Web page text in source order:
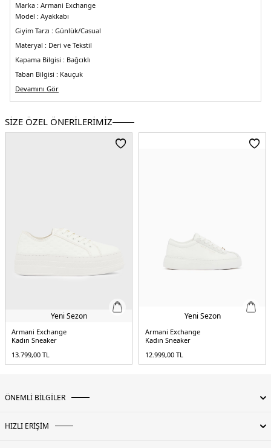
Marka : Armani Exchange
Model : Ayakkabı
Giyim Tarzı : Günlük/Casual
Materyal : Deri ve Tekstil
Kapama Bilgisi : Bağcıklı
Taban Bilgisi : Kauçuk
5DE2XDX039XV311K643.25
Devamını Gör
SİZE ÖZEL ÖNERİLERİMİZ
Yeni Sezon
Armani Exchange
Kadın Sneaker
13.799,00 TL
Yeni Sezon
Armani Exchange
Kadın Sneaker
12.999,00 TL
ÖNEMLİ BİLGİLER
HIZLI ERİŞİM